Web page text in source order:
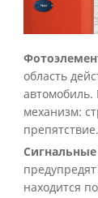
область
механизм:
находится